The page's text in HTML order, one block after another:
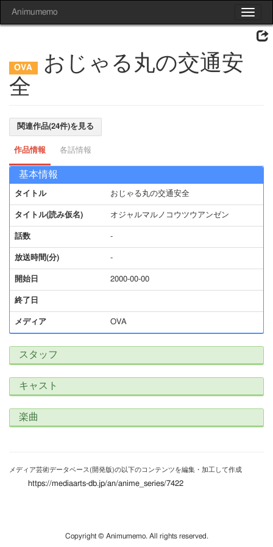
Toggle
Animumemo
おじゃる丸の交通安
全
関連作品(24件)を見る
作品情報 各話情報
基本情報
タイトル おじゃる丸の交通安全
タイトル(読み仮名) オジャルマルノコウツウアンゼン
話数 -
放送時間(分) -
開始日 2000-00-00
終了日
メディア OVA
スタッフ
キャスト
楽曲
メディア芸術データベース(開発版)の以下のコンテンツを編集・加工して作成
https://mediaarts-db.jp/an/anime_series/7422
Copyright © Animumemo. All rights reserved.